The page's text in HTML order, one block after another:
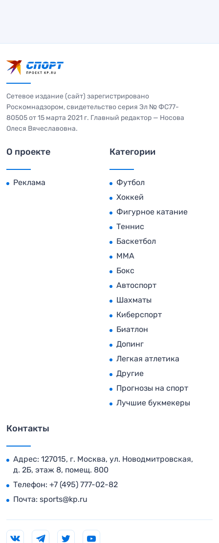
Сетевое издание (сайт) зарегистрировано
Роскомнадзором, свидетельство серия Эл № ФС77-
80505 от 15 марта 2021 г. Главный редактор — Носова
Олеся Вячеславовна.
О проекте
Реклама
Категории
Футбол
Хоккей
Фигурное катание
Теннис
Баскетбол
MMA
Бокс
Автоспорт
Шахматы
Киберспорт
Биатлон
Допинг
Легкая атлетика
Другие
Прогнозы на спорт
Лучшие букмекеры
Контакты
Адрес: 127015, г. Москва, ул. Новодмитровская,
д. 2Б, этаж 8, помещ. 800
Телефон: +7 (495) 777-02-82
Почта: sports@kp.ru